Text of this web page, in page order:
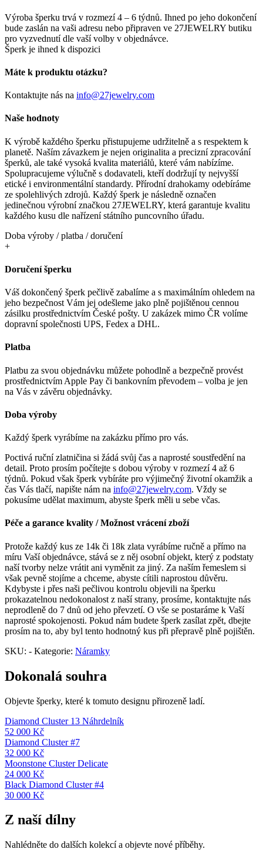
Výroba šperku trvá v rozmezí 4 – 6 týdnů. Ihned po jeho dokončení
bude zaslán na vaši adresu nebo připraven ve 27JEWELRY butiku
pro vyzvednutí dle vaší volby v objednávce.
Šperk je ihned k dispozici
Máte k produktu otázku?
Kontaktujte nás na info@27jewelry.com
Naše hodnoty
K výrobě každého šperku přistupujeme udržitelně a s respektem k
planetě. Naším závazkem je nejen originalita a precizní zpracování
šperků, ale také vysoká kvalita materiálů, které vám nabízíme.
Spolupracujeme výlučně s dodavateli, kteří dodržují ty nejvyšší
etické i environmentální standardy. Přírodní drahokamy odebíráme
ze spolehlivých zdrojů. Každý šperk je následně označen
jedinečnou výrobní značkou 27JEWELRY, která garantuje kvalitu
každého kusu dle nařízení státního puncovního úřadu.
Doba výroby / platba / doručení
+
Doručení šperku
Váš dokončený šperk pečlivě zabalíme a s maximálním ohledem na
jeho bezpečnost Vám jej odešleme jako plně pojištěnou cennou
zásilku prostřednictvím České pošty. U zakázek mimo ČR volíme
dopravní společnosti UPS, Fedex a DHL.
Platba
Platbu za svou objednávku můžete pohodlně a bezpečně provést
prostřednictvím Apple Pay či bankovním převodem – volba je jen
na Vás v závěru objednávky.
Doba výroby
Každý šperk vyrábíme na zakázku přímo pro vás.
Poctivá ruční zlatničina si žádá svůj čas a naprosté soustředění na
detail. Proto prosím počítejte s dobou výroby v rozmezí 4 až 6
týdnů. Pokud však šperk vybíráte pro výjimečný životní okamžik a
čas Vás tlačí, napište nám na info@27jewelry.com. Vždy se
pokusíme udělat maximum, abyste šperk měli u sebe včas.
Péče a garance kvality / Možnost vrácení zboží
Protože každý kus ze 14k či 18k zlata vyrábíme ručně a přímo na
míru Vaší objednávce, stává se z něj osobní objekt, který z podstaty
naší tvorby nelze vrátit ani vyměnit za jiný. Za naším řemeslem si
však pevně stojíme a chceme, abyste cítili naprostou důvěru.
Kdybyste i přes naši pečlivou kontrolu objevili na šperku
prokazatelnou nedokonalost z naší strany, prosíme, kontaktujte nás
neprodleně do 7 dnů od jeho převzetí. O vše se postaráme k Vaší
naprosté spokojenosti. Pokud nám budete šperk zasílat zpět, dbejte
prosím na to, aby byl tento hodnotný kus při přepravě plně pojištěn.
SKU: - Kategorie: Náramky
Dokonalá souhra
Objevte šperky, které k tomuto designu přirozeně ladí.
Diamond Cluster 13 Náhrdelník
52 000 Kč
Diamond Cluster #7
32 000 Kč
Moonstone Cluster Delicate
24 000 Kč
Black Diamond Cluster #4
30 000 Kč
Z naší dílny
Nahlédněte do dalších kolekcí a objevte nové příběhy.